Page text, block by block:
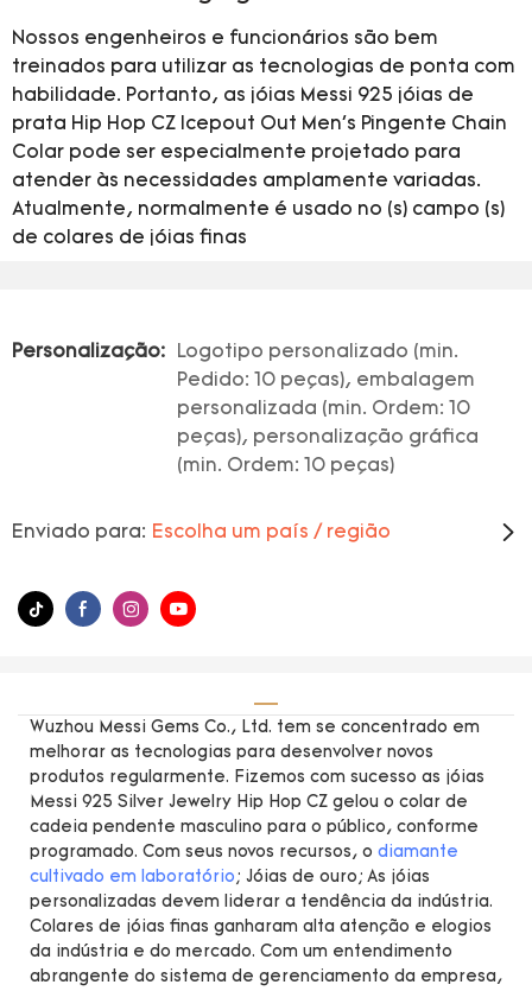
Nossos engenheiros e funcionários são bem
treinados para utilizar as tecnologias de ponta com
habilidade. Portanto, as jóias Messi 925 jóias de
prata Hip Hop CZ Icepout Out Men's Pingente Chain
Colar pode ser especialmente projetado para
atender às necessidades amplamente variadas.
Atualmente, normalmente é usado no (s) campo (s)
de colares de jóias finas
Personalização:
Logotipo personalizado (min.
Pedido: 10 peças), embalagem
personalizada (min. Ordem: 10
peças), personalização gráfica
(min. Ordem: 10 peças)
Enviado para: Escolha um país / região
Wuzhou Messi Gems Co., Ltd. tem se concentrado em
melhorar as tecnologias para desenvolver novos
produtos regularmente. Fizemos com sucesso as jóias
Messi 925 Silver Jewelry Hip Hop CZ gelou o colar de
cadeia pendente masculino para o público, conforme
programado. Com seus novos recursos, o diamante
cultivado em laboratório ; Jóias de ouro; As jóias
personalizadas devem liderar a tendência da indústria.
Colares de jóias finas ganharam alta atenção e elogios
da indústria e do mercado. Com um entendimento
abrangente do sistema de gerenciamento da empresa,